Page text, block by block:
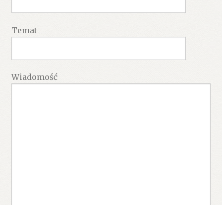
Temat
Wiadomość